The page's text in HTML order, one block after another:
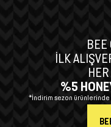
BEE
İLK
%5
*İndirim sezon